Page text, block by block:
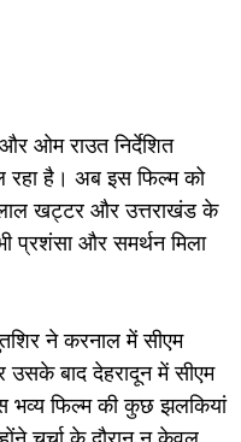
ओम राउत निर्देशित
रहा है। अब इस फिल्म को
लाल खट्टर और उत्तराखंड के
प्रशंसा और समर्थन मिला
ने करनाल में सीएम
बाद देहरादून में सीएम
भव्य फिल्म की कुछ झलकियां